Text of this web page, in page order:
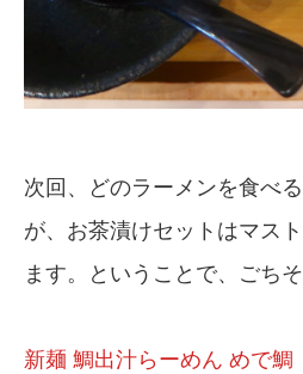
次回、どのラーメンを食べ
が、お茶漬けセットはマス
ます。ということで、ごち
新麺 鯛出汁らーめん めで鯛